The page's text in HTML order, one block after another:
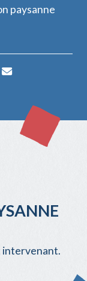
paysanne
intervenant.